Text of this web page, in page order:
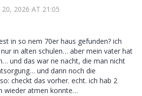
20, 2026 AT 21:05
in so nem 70er haus gefunden? ich
in alten schulen… aber mein vater hat
und das war ne nacht, die man nicht
und dann noch die
checkt das vorher. echt. ich hab 2
wieder atmen konnte…